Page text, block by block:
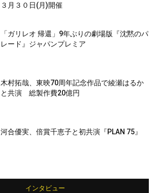
３月３０日(月)開催
「ガリレオ 帰還」9年ぶりの劇場版『沈黙のパ
レード』ジャパンプレミア
木村拓哉、東映70周年記念作品で綾瀬はるか
と共演 総製作費20億円
河合優実、倍賞千恵子と初共演『PLAN 75』
インタビュー